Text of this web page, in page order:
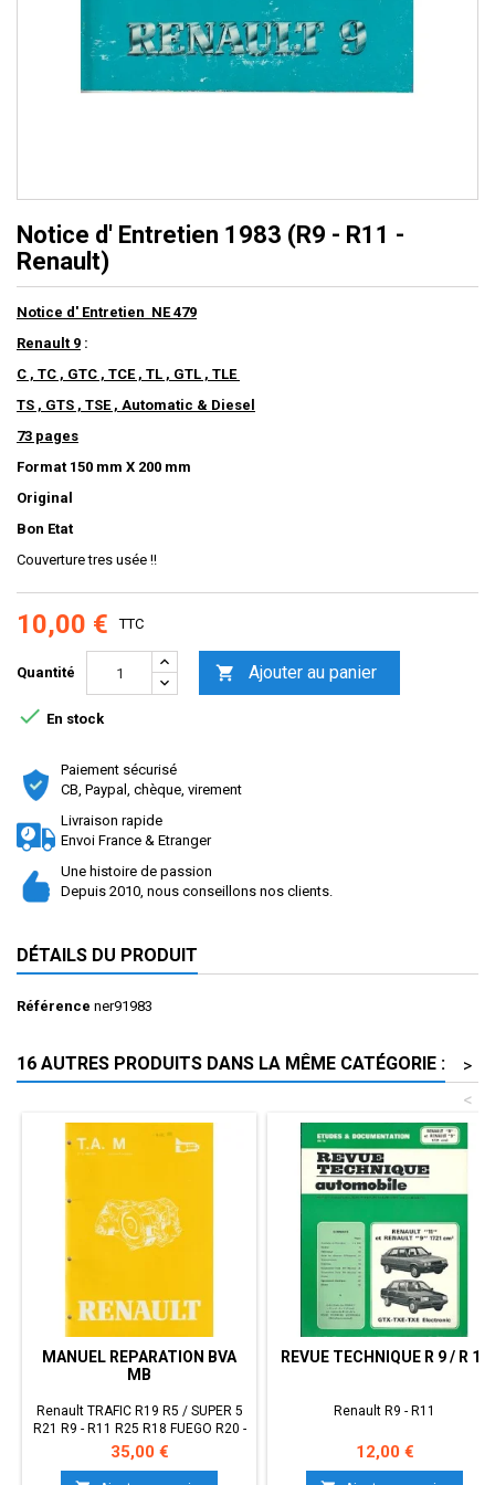
Notice d' Entretien 1983 (R9 - R11 -
Renault)
Notice d' Entretien NE 479
Renault 9 :
C , TC , GTC , TCE , TL , GTL , TLE
TS , GTS , TSE , Automatic & Diesel
73 pages
Format 150 mm X 200 mm
Original
Bon Etat
Couverture tres usée !!
10,00 € TTC
Quantité  Ajouter au panier
 En stock
Paiement sécurisé
CB, Paypal, chèque, virement
Livraison rapide
Envoi France & Etranger
Une histoire de passion
Depuis 2010, nous conseillons nos clients.
DÉTAILS DU PRODUIT
Référence ner91983
16 AUTRES PRODUITS DANS LA MÊME CATÉGORIE :
>
<
MANUEL REPARATION BVA
MB
Renault TRAFIC R19 R5 / SUPER 5
R21 R9 - R11 R25 R18 FUEGO R20 -
R30
Prix
35,00 €
REVUE TECHNIQUE R 9 / R 11
Renault R9 - R11
Prix
12,00 €